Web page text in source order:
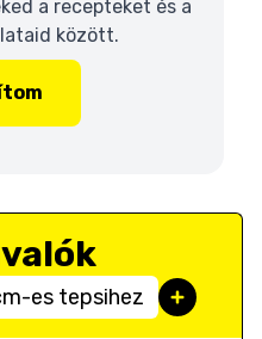
a recepteket és a
között.
es tepsihez